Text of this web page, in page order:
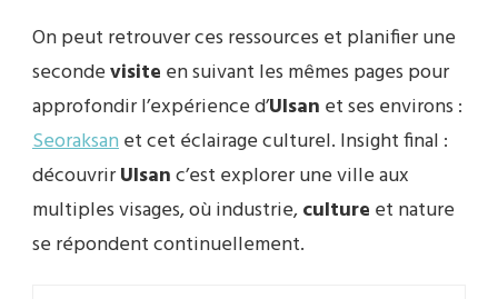
On peut retrouver ces ressources et planifier une
secondevisite en suivant les mêmes pages pour
approfondir l’expérience d’Ulsan et ses environs :
Seoraksanet cet éclairage culturel. Insight final :
découvrirUlsanc’est explorer une ville aux
multiples visages, où industrie,culture et nature
se répondent continuellement.